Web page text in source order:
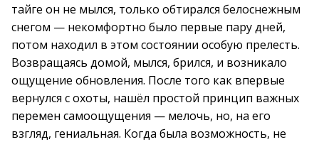
тайге он не мылся, только обтирался белоснежным
снегом — некомфортно было первые пару дней,
потом находил в этом состоянии особую прелесть.
Возвращаясь домой, мылся, брился, и возникало
ощущение обновления. После того как впервые
вернулся с охоты, нашёл простой принцип важных
перемен самоощущения — мелочь, но, на его
взгляд, гениальная. Когда была возможность, не